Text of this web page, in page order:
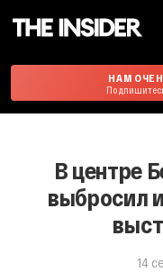
НАМ
В центре
выбросил
14